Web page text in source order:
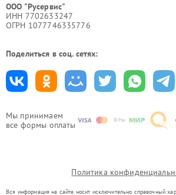
Мы принимаем
все формы оплаты
ООО "Русервис"
ИНН 7702633247
ОГРН 1077746335776
Поделиться в соц. сетях:
Политика
Вся информация на сайте носит исключительно справочный